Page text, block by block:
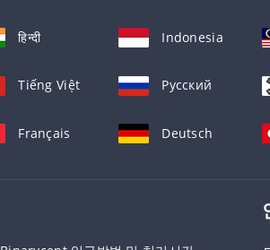
हिन्दी Indonesia
Tiếng Việt Русский
Français Deutsch